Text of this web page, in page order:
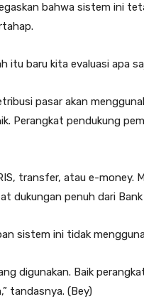
bahwa sistem ini
itu baru kita evaluasi apa
pasar akan
Perangkat pendukung
transfer, atau e-money.
dukungan penuh dari Bank
sistem ini tidak
digunakan. Baik
tandasnya. (Bey)